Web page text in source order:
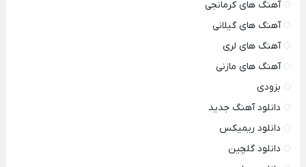
آهنگ های کرمانجی
آهنگ های گیلانی
آهنگ های لری
آهنگ های مازنی
بزودی
دانلود آهنگ جدید
دانلود ریمیکس
دانلود گلچین